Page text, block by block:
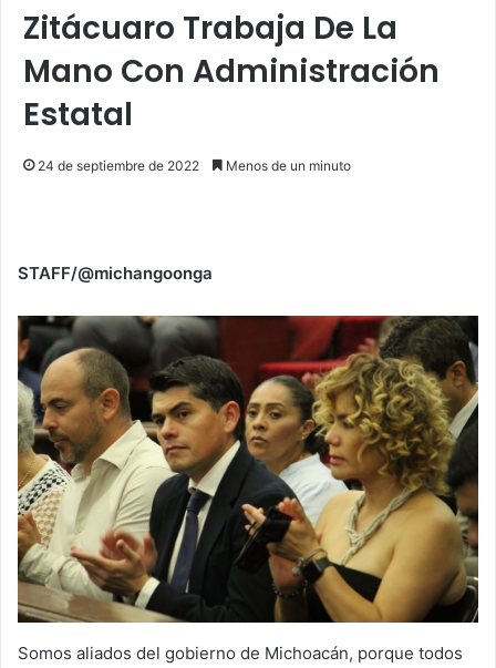
Zitácuaro Trabaja De La
Mano Con Administración
Estatal
24 de septiembre de 2022 Menos de un minuto
STAFF/@michangoonga
Somos aliados del gobierno de Michoacán, porque todos